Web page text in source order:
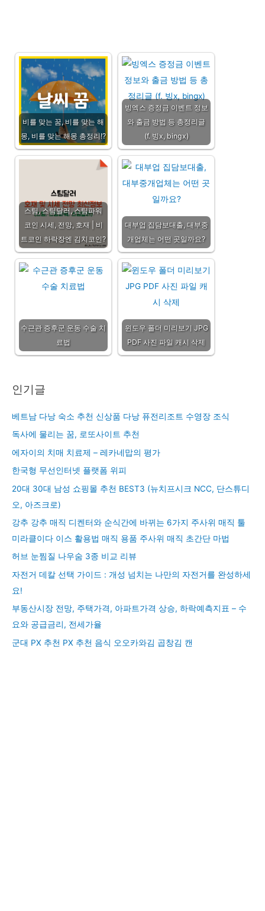
비를 맞는 꿈, 비를 맞는 해
몽, 비를 맞는 해몽 총정리!?
빙엑스 증정금 이벤트 정보
와 출금 방법 등 총정리글
(f. 빙x, bingx)
스팀, 스팀달러, 스팀파워
코인 시세, 전망, 호재 | 비
트코인 하락장엔 김치코인?
대부업 집담보대출, 대부중
개업체는 어떤 곳일까요?
수근관 증후군 운동 수술 치
료법
윈도우 폴더 미리보기 JPG
PDF 사진 파일 캐시 삭제
인기글
베트남 다낭 숙소 추천 신상품 다낭 퓨전리조트 수영장 조식
독사에 물리는 꿈, 로또사이트 추천
에자이의 치매 치료제 – 레카네맙의 평가
한국형 무선인터넷 플랫폼 위피
20대 30대 남성 쇼핑몰 추천 BEST3 (뉴치프시크 NCC, 단스튜디
오, 아즈크로)
강추 강추 매직 디켄터와 순식간에 바뀌는 6가지 주사위 매직 툴
미라클이다 이스 활용법 매직 용품 주사위 매직 초간단 마법
허브 눈찜질 나우숨 3종 비교 리뷰
자전거 데칼 선택 가이드 : 개성 넘치는 나만의 자전거를 완성하세
요!
부동산시장 전망, 주택가격, 아파트가격 상승, 하락예측지표 – 수
요와 공급금리, 전세가율
군대 PX 추천 PX 추천 음식 오오카와김 곱창김 캔